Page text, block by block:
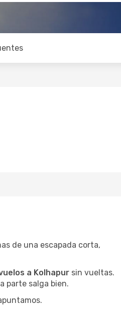
de una escapada corta,
a Kolhapur sin vueltas.
parte salga bien.